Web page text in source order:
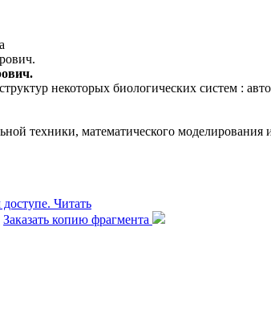
некоторых биологических систем :
техники, математического моделирования
Читать
Заказать копию фрагмента